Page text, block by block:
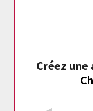
Créez